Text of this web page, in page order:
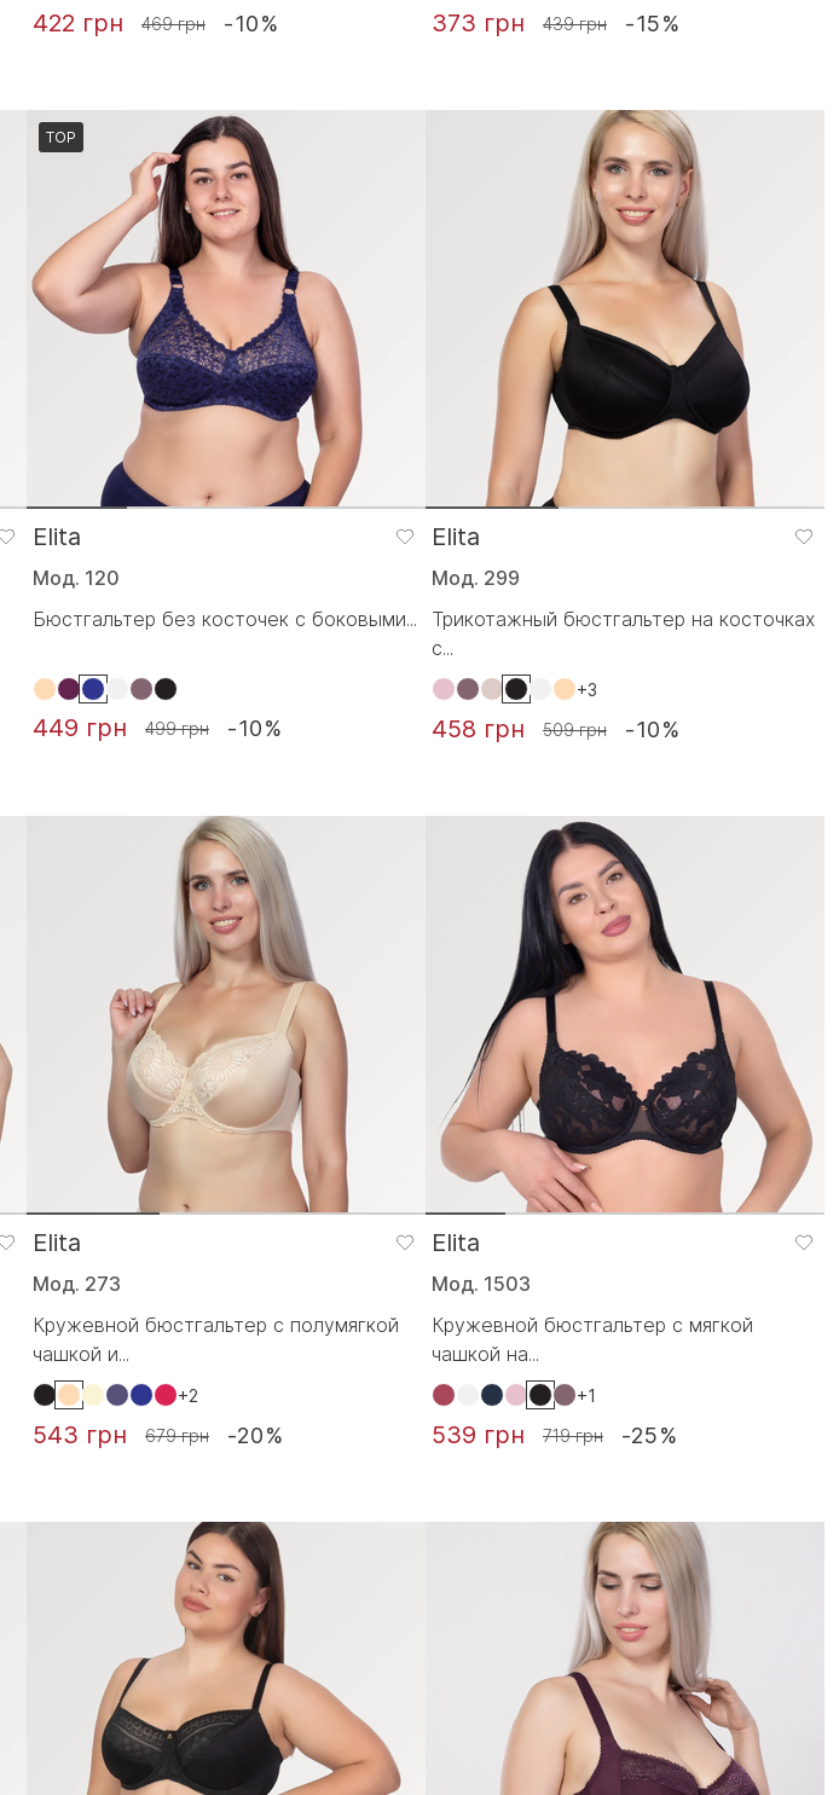
422 грн 469 грн -10% 373 грн 439 грн -15%
TOP
Elita
Мод. 120
Бюстгальтер без косточек с боковыми...
449 грн 499 грн -10%
Elita
Мод. 299
Трикотажный бюстгальтер на косточках
с...
+3
458 грн 509 грн -10%
Elita
Мод. 273
Кружевной бюстгальтер с полумягкой
чашкой и...
+2
543 грн 679 грн -20%
Elita
Мод. 1503
Кружевной бюстгальтер с мягкой
чашкой на...
+1
539 грн 719 грн -25%